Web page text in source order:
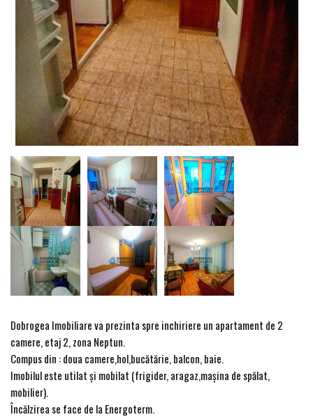
Dobrogea Imobiliare va prezinta spre inchiriere un apartament de 2
camere, etaj 2, zona Neptun.
Compus din : doua camere,hol,bucătărie, balcon, baie.
Imobilul este utilat și mobilat (frigider, aragaz,mașina de spălat,
mobilier).
Încălzirea se face de la Energoterm.